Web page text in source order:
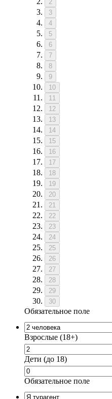
2
3
4
5
6
7
8
9
10
11
12
13
14
15
16
17
18
19
20
21
22
23
24
25
26
27
28
29
30
Обязательное поле
Взрослые (18+)
Дети (до 18)
Обязательное поле